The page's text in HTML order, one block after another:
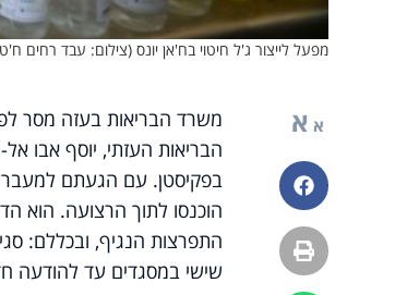
מפעל לייצור ג'ל חיטוי בח'אן יונס (צילום: עבד רחים
א א
פייסבוק
הדפסה
משרד הבריאות בעזה מסר
הבריאות העזתי, יוסף אבו
בפקיסטן. עם הגעתם למעבר
הוכנסו לתוך הרצועה. הוא
התפרצות הנגיף, ובכללם:
שישי במסגדים עד להודעה